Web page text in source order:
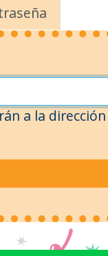
a la